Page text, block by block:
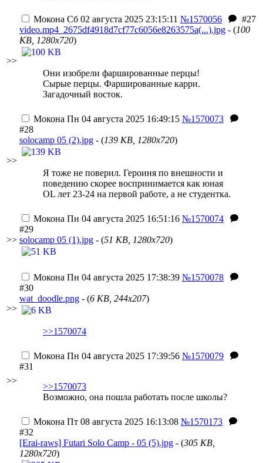
>>
Мокона Сб 02 августа 2025 23:15:11 №1570056
#27
video.mp4_2675df4918d7cf77c6056e8263575a(...).jpg - (100
KB, 1280x720)
Они изобрели фаршированные перцы!
Сырые перцы. Фаршированные карри.
Загадочный восток.
>>
Мокона Пн 04 августа 2025 16:49:15 №1570073
#28
solocamp 05 (2).jpg - (139 KB, 1280x720)
Я тоже не поверил. Героиня по внешности и
поведению скорее воспринимается как юная
OL лет 23-24 на первой работе, а не студентка.
>>
Мокона Пн 04 августа 2025 16:51:16 №1570074
#29
solocamp 05 (1).jpg - (51 KB, 1280x720)
>>
Мокона Пн 04 августа 2025 17:38:39 №1570078
#30
wat_doodle.png - (6 KB, 244x207)
>>1570074
>>
Мокона Пн 04 августа 2025 17:39:56 №1570079
#31
>>1570073
Возможно, она пошла работать после школы?
Мокона Пт 08 августа 2025 16:13:08 №1570173
#32
[Erai-raws] Futari Solo Camp - 05 (5).jpg - (305 KB,
1280x720)